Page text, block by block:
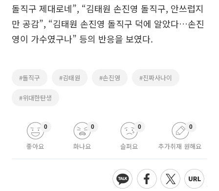
돌직구 제대로네”, “김태원 손진영 돌직구, 안쓰럽지
만 공감”, “김태원 손진영 돌직구 덕에 알았다…손진
영이 가수였구나” 등의 반응을 보였다.
#돌직구 #김태원 #손진영 #진짜사나이
#위대한탄생
좋아요
0
화나요
0
슬퍼요
0
추가취재 원해요
0